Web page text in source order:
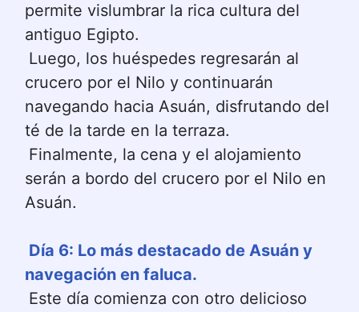
permite vislumbrar la rica cultura del
antiguo Egipto.
Luego, los huéspedes regresarán al
crucero por el Nilo y continuarán
navegando hacia Asuán, disfrutando del
té de la tarde en la terraza.
Finalmente, la cena y el alojamiento
serán a bordo del crucero por el Nilo en
Asuán.
Día 6: Lo más destacado de Asuán y
navegación en faluca.
Este día comienza con otro delicioso